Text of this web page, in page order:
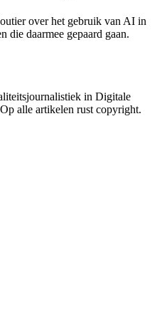
over het gebruik van AI in
die daarmee gepaard gaan.
in Digitale
alle artikelen rust copyright.